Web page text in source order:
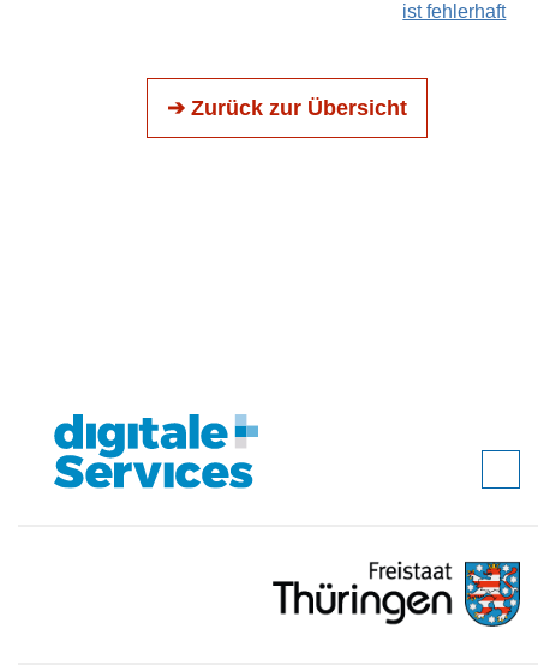
ist fehlerhaft
➔ Zurück zur Übersicht